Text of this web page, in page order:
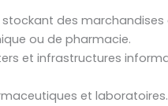
des marchandises
ou de pharmacie.
et infrastructures
et laboratoires.